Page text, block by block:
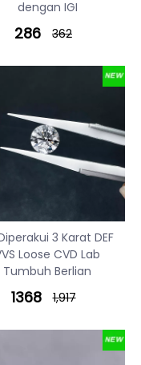
dengan IGI
286 362
3 Karat DEF
Loose CVD Lab
Tumbuh Berlian
1368 1,917